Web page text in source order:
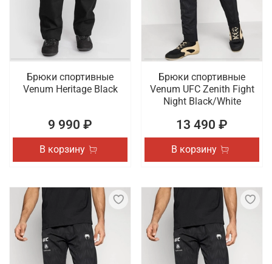
Брюки спортивные
Venum Heritage Black
9 990 ₽
В корзину
Брюки спортивные
Venum UFC Zenith Fight
Night Black/White
13 490 ₽
В корзину